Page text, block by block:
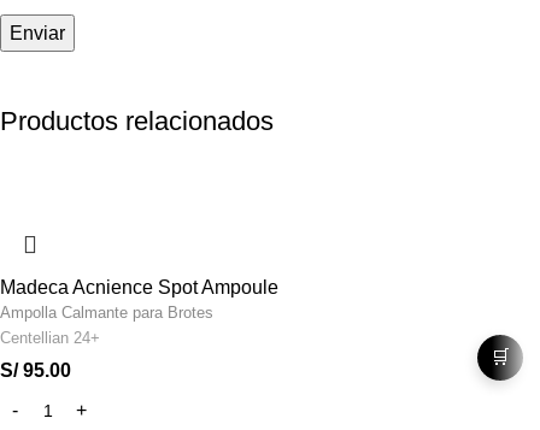
Productos relacionados
Madeca Acnience Spot Ampoule
Ampolla Calmante para Brotes
Centellian 24+
S/95.00
🛒